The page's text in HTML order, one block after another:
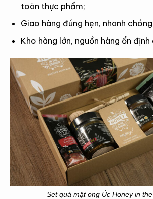
toàn thực phẩm;
Giao hàng đúng hẹn, nhanh
Kho hàng lớn, nguồn hàng ổn định
Set quà mật ong Úc Honey in